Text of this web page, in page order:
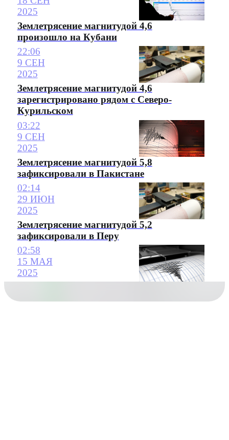
2025
Землетрясение магнитудой 4,6
произошло на Кубани
22:06
9 СЕН
2025
Землетрясение магнитудой 4,6
зарегистрировано рядом с Северо-
Курильском
03:22
9 СЕН
2025
Землетрясение магнитудой 5,8
зафиксировали в Пакистане
02:14
29 ИЮН
2025
Землетрясение магнитудой 5,2
зафиксировали в Перу
02:58
15 МАЯ
2025